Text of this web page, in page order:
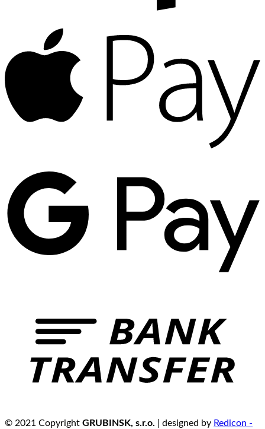
© 2021 Copyright GRUBINSK, s.r.o. | designed by Redicon -